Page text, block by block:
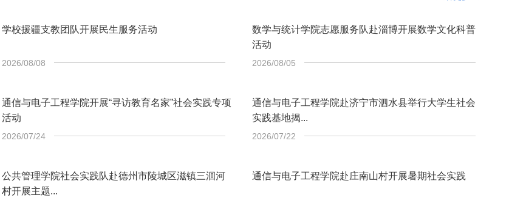
学校援疆支教团队开展民生服务活动
2026/08/08
数学与统计学院志愿服务队赴淄博开展数学文化科普
活动
2026/08/05
通信与电子工程学院开展“寻访教育名家”社会实践专项
活动
2026/07/24
通信与电子工程学院赴济宁市泗水县举行大学生社会
实践基地揭...
2026/07/22
公共管理学院社会实践队赴德州市陵城区滋镇三洄河
村开展主题...
通信与电子工程学院赴庄南山村开展暑期社会实践